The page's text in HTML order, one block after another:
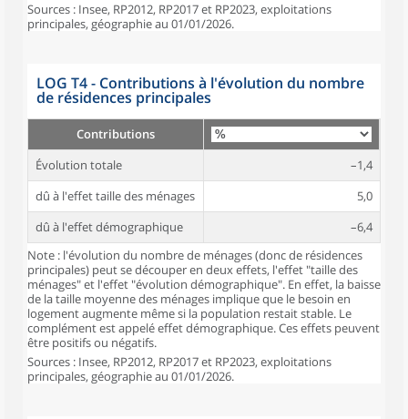
Sources : Insee, RP2012, RP2017 et RP2023, exploitations
principales, géographie au 01/01/2026.
LOG T4 - Contributions à l'évolution du nombre
de résidences principales
Contributions
Évolution totale
–1,4
dû à l'effet taille des ménages
5,0
dû à l'effet démographique
–6,4
Note : l'évolution du nombre de ménages (donc de résidences
principales) peut se découper en deux effets, l'effet "taille des
ménages" et l'effet "évolution démographique". En effet, la baisse
de la taille moyenne des ménages implique que le besoin en
logement augmente même si la population restait stable. Le
complément est appelé effet démographique. Ces effets peuvent
être positifs ou négatifs.
Sources : Insee, RP2012, RP2017 et RP2023, exploitations
principales, géographie au 01/01/2026.